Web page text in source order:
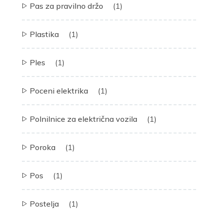
Pas za pravilno držo (1)
Plastika (1)
Ples (1)
Poceni elektrika (1)
Polnilnice za električna vozila (1)
Poroka (1)
Pos (1)
Postelja (1)